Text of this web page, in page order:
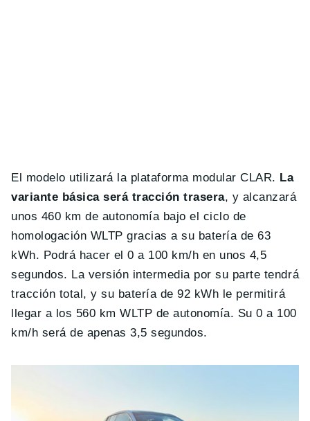
El modelo utilizará la plataforma modular CLAR. La
variante básica será tracción trasera, y alcanzará
unos 460 km de autonomía bajo el ciclo de
homologación WLTP gracias a su batería de 63
kWh. Podrá hacer el 0 a 100 km/h en unos 4,5
segundos. La versión intermedia por su parte tendrá
tracción total, y su batería de 92 kWh le permitirá
llegar a los 560 km WLTP de autonomía. Su 0 a 100
km/h será de apenas 3,5 segundos.